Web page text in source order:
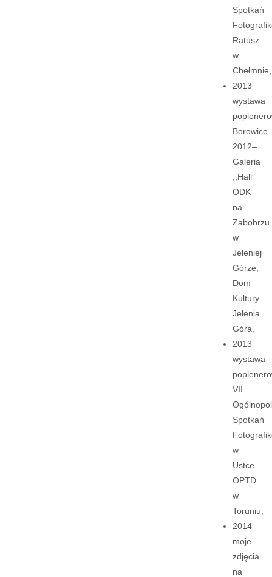
Spotkań
Ratusz
w
Chełmnie,
2013
wystawa
Borowice
2012–
Galeria
,,Hall”
ODK
na
Zabobrzu
w
Jeleniej
Górze,
Dom
Kultury
Jelenia
Góra,
2013
wystawa
VII
Spotkań
w
Ustce–
OPTD
w
Toruniu,
2014
moje
zdjęcia
na